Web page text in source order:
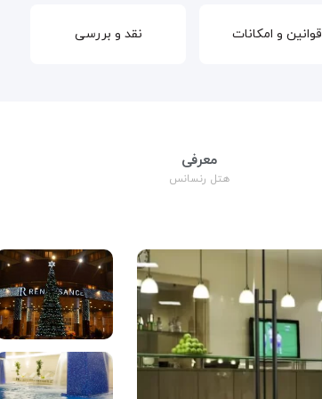
قوانین و امکانات نقد و بررسی
معرفی
هتل رنسانس